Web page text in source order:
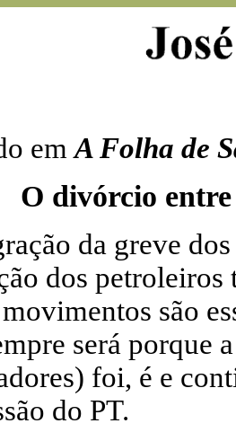
emA Folha de
O divórcio
da greve
dos
são
será porque
foi, é e
do PT.